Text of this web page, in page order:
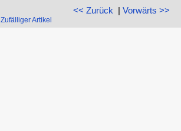
<< Zurück | Vorwärts >>
Zufälliger Artikel